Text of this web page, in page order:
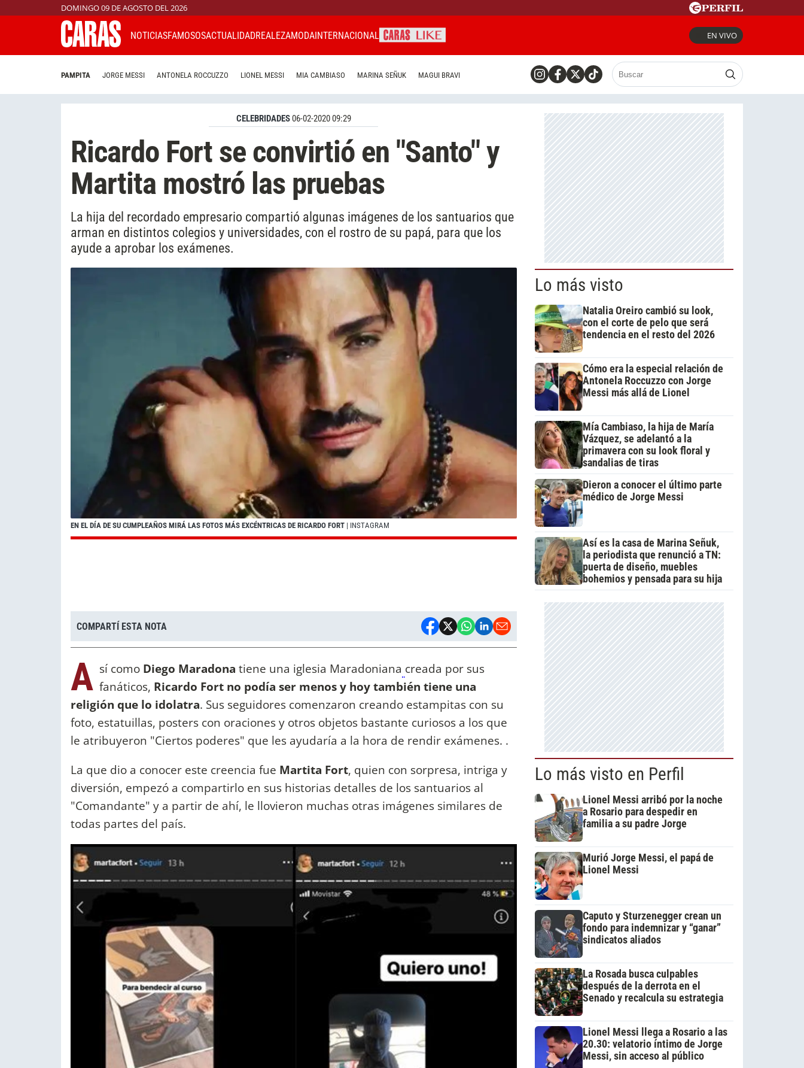
DOMINGO 09 DE AGOSTO DEL 2026
NOTICIASFAMOSOSACTUALIDADREALEZAMODAINTERNACIONAL EN VIVO
PAMPITA JORGE MESSI ANTONELA ROCCUZZO LIONEL MESSI MIA CAMBIASO MARINA SEÑUK MAGUI BRAVI
CELEBRIDADES06-02-2020 09:29
Ricardo Fort se convirtió en "Santo" y
Martita mostró las pruebas
La hija del recordado empresario compartió algunas imágenes de los santuarios que
arman en distintos colegios y universidades, con el rostro de su papá, para que los
ayude a aprobar los exámenes.
EN EL DÍA DE SU CUMPLEAÑOS MIRÁ LAS FOTOS MÁS EXCÉNTRICAS DE RICARDO FORT | INSTAGRAM
COMPARTÍ ESTA NOTA
A sí como Diego Maradona tiene una iglesia Maradoniana creada por sus
fanáticos, Ricardo Fort no podía ser menos y hoy también tiene una
religión que lo idolatra. Sus seguidores comenzaron creando estampitas con su
foto, estatuillas, posters con oraciones y otros objetos bastante curiosos a los que
le atribuyeron "Ciertos poderes" que les ayudaría a la hora de rendir exámenes. .
La que dio a conocer este creencia fue Martita Fort, quien con sorpresa, intriga y
diversión, empezó a compartirlo en sus historias detalles de los santuarios al
"Comandante" y a partir de ahí, le llovieron muchas otras imágenes similares de
todas partes del país.
Lo más visto
Natalia Oreiro cambió su look,
con el corte de pelo que será
tendencia en el resto del 2026
Cómo era la especial relación de
Antonela Roccuzzo con Jorge
Messi más allá de Lionel
Mía Cambiaso, la hija de María
Vázquez, se adelantó a la
primavera con su look floral y
sandalias de tiras
Dieron a conocer el último parte
médico de Jorge Messi
Así es la casa de Marina Señuk,
la periodista que renunció a TN:
puerta de diseño, muebles
bohemios y pensada para su hija
Lo más visto en Perfil
Lionel Messi arribó por la noche
a Rosario para despedir en
familia a su padre Jorge
Murió Jorge Messi, el papá de
Lionel Messi
Caputo y Sturzenegger crean un
fondo para indemnizar y “ganar”
sindicatos aliados
La Rosada busca culpables
después de la derrota en el
Senado y recalcula su estrategia
Lionel Messi llega a Rosario a las
20.30: velatorio íntimo de Jorge
Messi, sin acceso al público